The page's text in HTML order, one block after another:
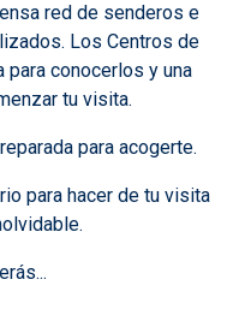
red de senderos e
Los Centros de
para conocerlos y una
tu visita.
para acogerte.
para hacer de tu visita